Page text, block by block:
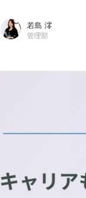
若島 澪
管理部